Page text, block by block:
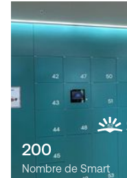
200
Nombre de Smart